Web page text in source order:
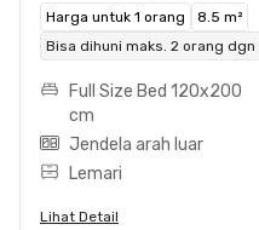
Harga untuk 1 orang
8.5 m²
Bisa dihuni maks. 2 orang
Full Size Bed 120x200
cm
Jendela arah luar
Lemari
Lihat Detail